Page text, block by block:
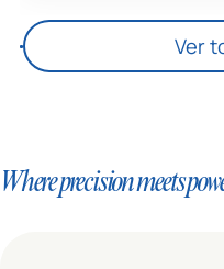
Ver
Where precision meets